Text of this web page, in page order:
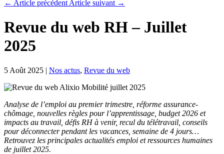
← Article précédent Article suivant →
Revue du web RH – Juillet
2025
5 Août 2025 | Nos actus, Revue du web
Analyse de l’emploi au premier trimestre, réforme assurance-
chômage, nouvelles règles pour l’apprentissage, budget 2026 et
impacts au travail, défis RH à venir, recul du télétravail, conseils
pour déconnecter pendant les vacances, semaine de 4 jours…
Retrouvez les principales actualités emploi et ressources humaines
de juillet 2025.